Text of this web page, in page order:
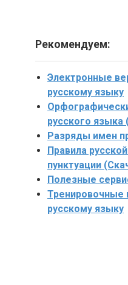
Рекомендуем:
Электронные
русскому языку
русского языка
Разряды имен
Правила
пунктуации
Полезные
Тренировочные
русскому языку